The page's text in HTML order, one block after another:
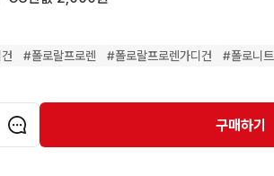
#폴로랄프로렌 #폴로랄프로렌가디건 #폴로니트
구매하기